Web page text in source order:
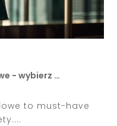
- wybierz …
to must-have